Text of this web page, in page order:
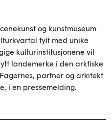
og kunstmuseum
fylt med unike
kulturinstitusjonene vil
landemerke i den arktiske
partner og arkitekt
i en pressemelding.